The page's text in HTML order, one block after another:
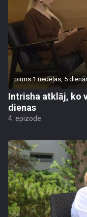
pirms 1 nedēļas, 5
Intrisha atklāj, ko
dienas
4. epizode